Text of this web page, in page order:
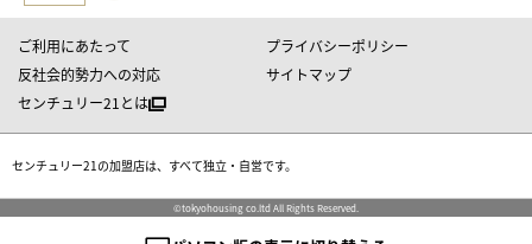
ご利用にあたって
プライバシーポリシー
反社会的勢力への対応
サイトマップ
センチュリー21とは
センチュリー21の加盟店は、すべて独立・自営です。
©tokyohousing co.ltd All Rights Reserved.